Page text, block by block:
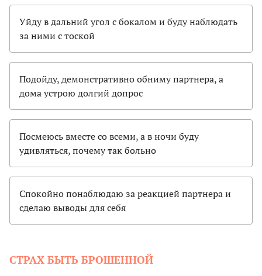
Уйду в дальний угол с бокалом и буду наблюдать
за ними с тоской
Подойду, демонстративно обниму партнера, а
дома устрою долгий допрос
Посмеюсь вместе со всеми, а в ночи буду
удивляться, почему так больно
Спокойно понаблюдаю за реакцией партнера и
сделаю выводы для себя
СТРАХ БЫТЬ БРОШЕННОЙ